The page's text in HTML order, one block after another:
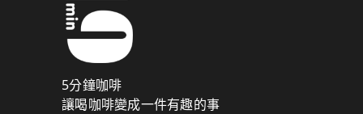
5分鐘咖啡
讓喝咖啡變成一件有趣的事